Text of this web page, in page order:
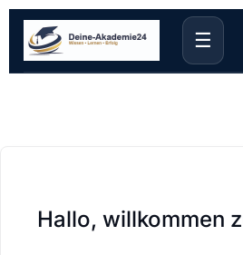
☰
Hallo, willkommen